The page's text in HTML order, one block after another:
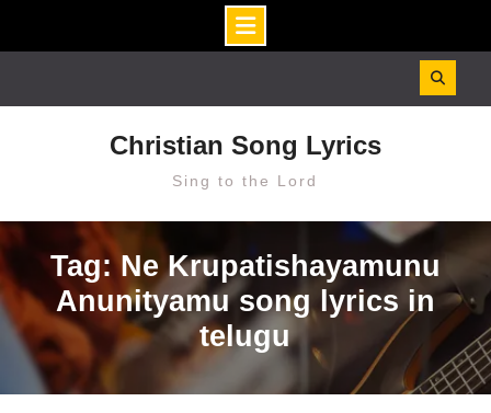
Christian Song Lyrics
Sing to the Lord
Tag: Ne Krupatishayamunu
Anunityamu song lyrics in
telugu